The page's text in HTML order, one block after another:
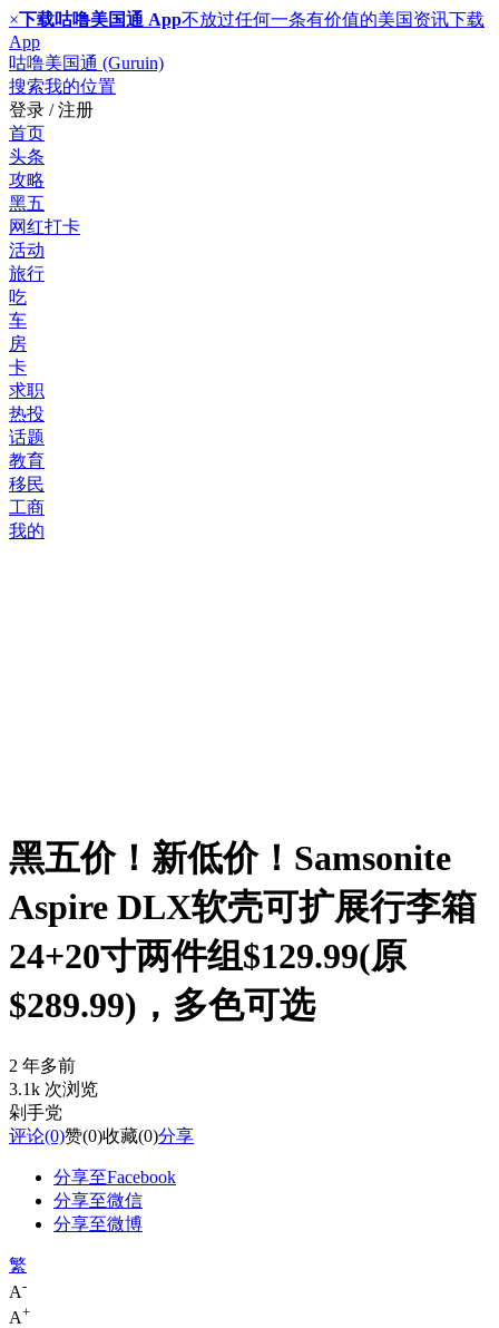
×下载咕噜美国通 App不放过任何一条有价值的美国资讯下载
App
咕噜美国通 (Guruin)
搜索我的位置
登录 / 注册
首页
头条
攻略
黑五
网红打卡
活动
旅行
吃
车
房
卡
求职
热投
话题
教育
移民
工商
我的
黑五价！新低价！Samsonite
Aspire DLX软壳可扩展行李箱
24+20寸两件组$129.99(原
$289.99)，多色可选
2 年多前
3.1k 次浏览
剁手党
评论(0)赞(0)收藏(0)分享
分享至Facebook
分享至微信
分享至微博
繁
A-
A+